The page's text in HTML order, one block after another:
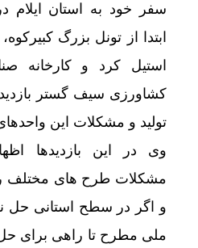
سفر خود به استان ایلام
ابتدا از تونل بزرگ
استیل کرد و کارخانه
کشاورزی سیف گستر
تولید و ‌مشکلات این
وی در این بازدیدها
مشکلات طرح های مختلف
و اگر در سطح استانی حل
ملی مطرح تا راهی برای